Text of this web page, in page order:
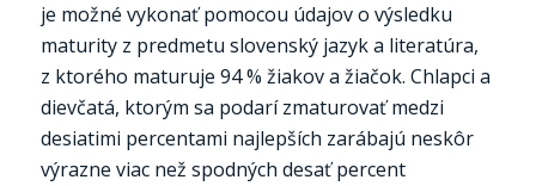
je možné vykonať pomocou údajov o výsledku
maturity z predmetu slovenský jazyk a literatúra,
z ktorého maturuje 94 % žiakov a žiačok. Chlapci a
dievčatá, ktorým sa podarí zmaturovať medzi
desiatimi percentami najlepších zarábajú neskôr
výrazne viac než spodných desať percent